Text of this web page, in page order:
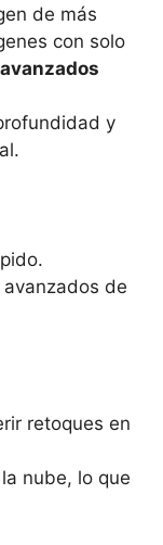
de más
con solo
y
de
retoques en
nube, lo que